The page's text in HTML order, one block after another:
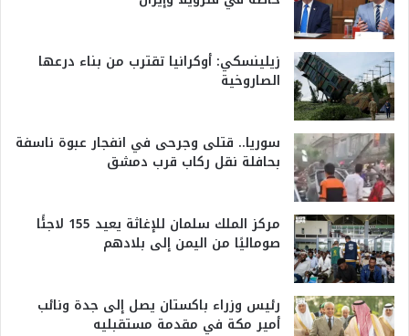
زيلينسكي: أوكرانيا تقترب من بناء درعها
الصاروخية
سوريا.. قتلى وجرحى في انفجار عبوة ناسفة
بحافلة نقل ركاب قرب دمشق
مركز الملك سلمان للإغاثة يعيد 155 لاجئًا
صوماليًا من اليمن إلى بلادهم
رئيس وزراء باكستان يصل إلى جدة ونائب
أمير مكة في مقدمة مستقبليه